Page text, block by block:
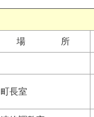
場 所
町長室